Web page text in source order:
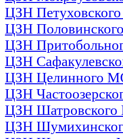
ЦЗН
ЦЗН
ЦЗН
ЦЗН
ЦЗН Целинного
ЦЗН
ЦЗН
ЦЗН